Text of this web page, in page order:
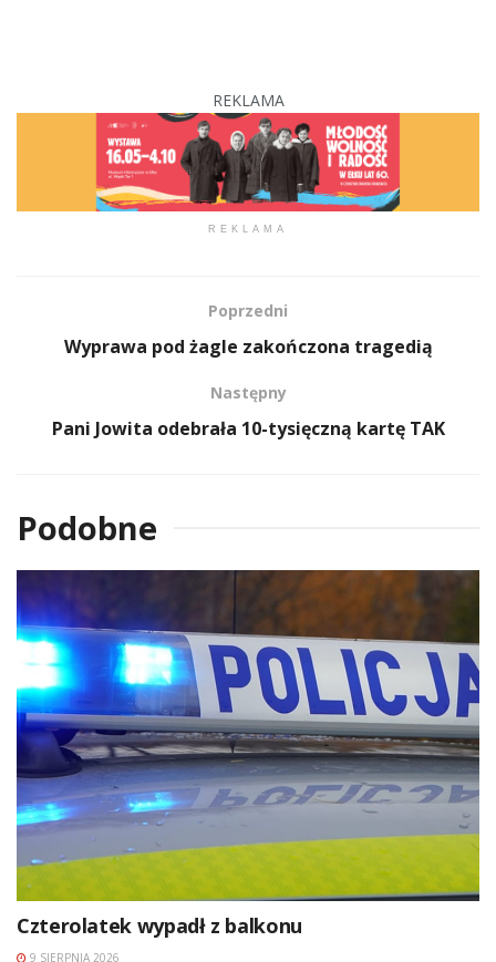
REKLAMA
REKLAMA
Poprzedni
Wyprawa pod żagle zakończona tragedią
Następny
Pani Jowita odebrała 10-tysięczną kartę TAK
Podobne
Czterolatek wypadł z balkonu
9 SIERPNIA 2026